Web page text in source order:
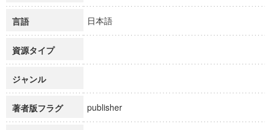
言語 日本語
資源タイプ
ジャンル
著者版フラグ publisher